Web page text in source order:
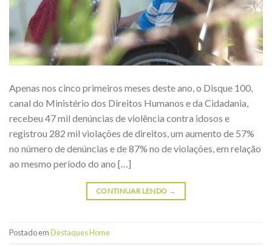
Apenas nos cinco primeiros meses deste ano, o Disque 100,
canal do Ministério dos Direitos Humanos e da Cidadania,
recebeu 47 mil denúncias de violência contra idosos e
registrou 282 mil violações de direitos, um aumento de 57%
no número de denúncias e de 87% no de violações, em relação
ao mesmo período do ano […]
CONTINUAR LENDO →
Postado emDestaques Home